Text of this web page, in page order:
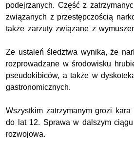
podejrzanych. Część z
związanych z przestępczością
także zarzuty związane z
Ze ustaleń śledztwa wynika, że
rozprowadzane w środowisku
pseudokibiców, a także w
gastronomicznych.
Wszystkim zatrzymanym grozi
do lat 12. Sprawa w dalszym
rozwojowa.